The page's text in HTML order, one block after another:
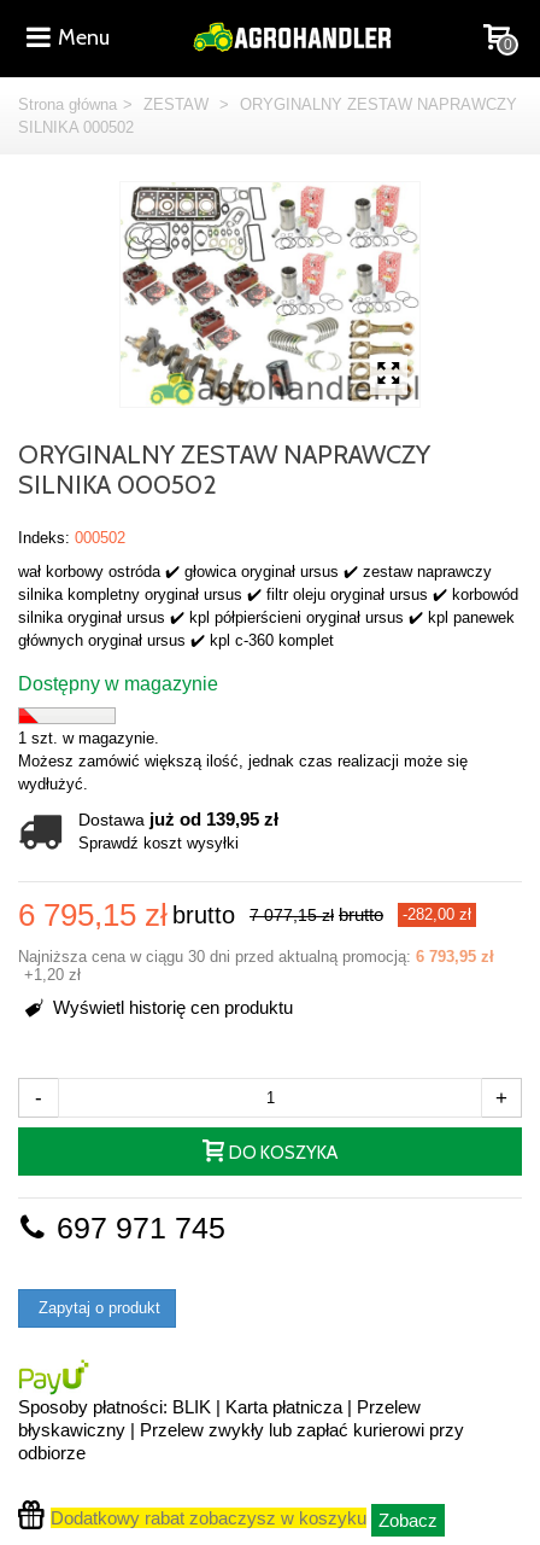
Menu 0
Strona główna > ZESTAW >
ORYGINALNY ZESTAW NAPRAWCZY
SILNIKA 000502
ORYGINALNY ZESTAW NAPRAWCZY
SILNIKA 000502
Indeks: 000502
wał korbowy ostróda ✔️ głowica oryginał ursus ✔️ zestaw naprawczy
silnika kompletny oryginał ursus ✔️ filtr oleju oryginał ursus ✔️ korbowód
silnika oryginał ursus ✔️ kpl półpierścieni oryginał ursus ✔️ kpl panewek
głównych oryginał ursus ✔️ kpl c-360 komplet
Dostępny w magazynie
1 szt. w magazynie.
Możesz zamówić większą ilość, jednak czas realizacji może się
wydłużyć.
Dostawa już od 139,95 zł
Sprawdź koszt wysyłki
6 795,15 zł brutto 7 077,15 zł brutto -282,00 zł
Najniższa cena w ciągu 30 dni przed aktualną promocją: 6 793,95 zł
+1,20 zł
Wyświetl historię cen produktu
- +
DO KOSZYKA
697 971 745
Zapytaj o produkt
Sposoby płatności: BLIK | Karta płatnicza | Przelew
błyskawiczny | Przelew zwykły lub zapłać kurierowi przy
odbiorze
Dodatkowy rabat zobaczysz w koszyku Zobacz